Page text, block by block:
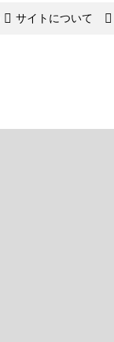
サイトについて